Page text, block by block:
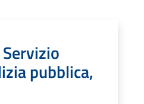
pubblica,